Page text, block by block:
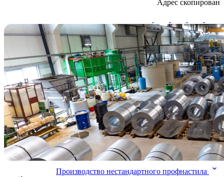
Адрес скопирован
Производство нестандартного профнастила